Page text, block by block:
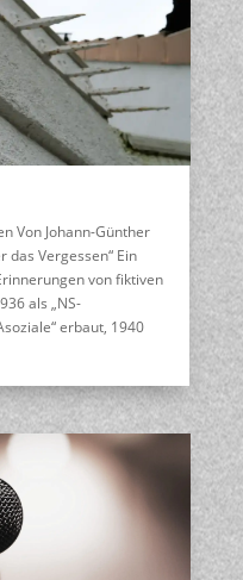
Von Johann-Günther
das Vergessen“ Ein
von fiktiven
als „NS-
erbaut, 1940